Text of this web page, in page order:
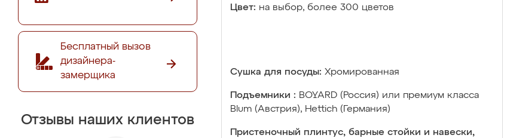
Бесплатный вызов
дизайнера-
замерщика
Отзывы наших клиентов
Цвет: на выбор, более 300 цветов
Сушка для посуды: Хромированная
Подъемники : BOYARD (Россия) или премиум класса
Blum (Австрия), Hettich (Германия)
Пристеночный плинтус, барные стойки и навески,